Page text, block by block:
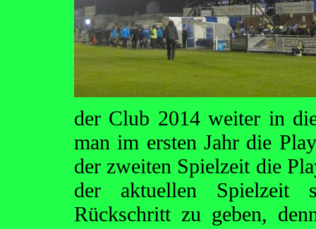
der Club 2014 weiter in
man im ersten Jahr die
der zweiten Spielzeit die
der aktuellen Spielzeit
Rückschritt zu geben,